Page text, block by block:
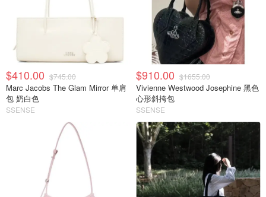
$410.00 $745.00
Marc Jacobs The Glam Mirror 单肩
包 奶白色
SSENSE
$910.00 $1655.00
Vivienne Westwood Josephine 黑色
心形斜挎包
SSENSE